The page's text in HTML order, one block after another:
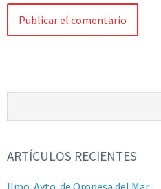
ARTÍCULOS RECIENTES
Ilmo. Ayto. de Oropesa del Mar